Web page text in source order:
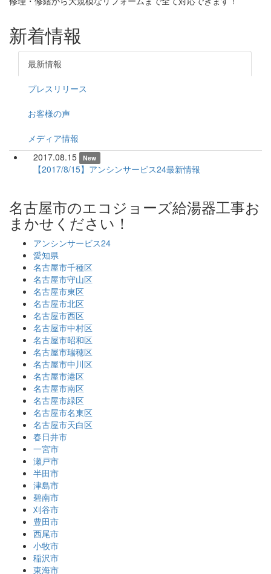
新着情報
最新情報
プレスリリース
お客様の声
メディア情報
2017.08.15
New
【2017/8/15】アンシンサービス24最新情報
名古屋市のエコジョーズ給湯器工事お
まかせください！
アンシンサービス24
愛知県
名古屋市千種区
名古屋市守山区
名古屋市東区
名古屋市北区
名古屋市西区
名古屋市中村区
名古屋市昭和区
名古屋市瑞穂区
名古屋市中川区
名古屋市港区
名古屋市南区
名古屋市緑区
名古屋市名東区
名古屋市天白区
春日井市
一宮市
瀬戸市
半田市
津島市
碧南市
刈谷市
豊田市
西尾市
小牧市
稲沢市
東海市